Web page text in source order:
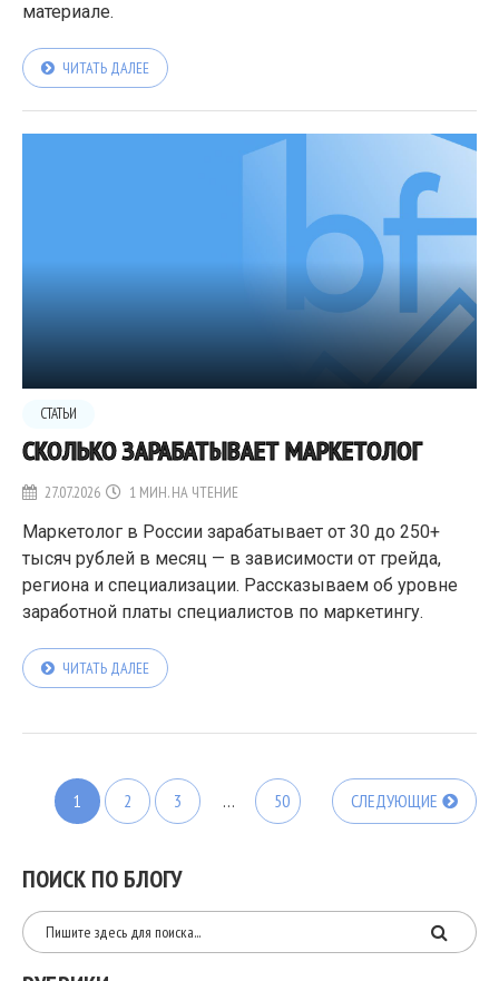
материале.
ЧИТАТЬ ДАЛЕЕ
СТАТЬИ
СКОЛЬКО ЗАРАБАТЫВАЕТ МАРКЕТОЛОГ
27.07.2026 1 МИН. НА ЧТЕНИЕ
Маркетолог в России зарабатывает от 30 до 250+
тысяч рублей в месяц — в зависимости от грейда,
региона и специализации. Рассказываем об уровне
заработной платы специалистов по маркетингу.
ЧИТАТЬ ДАЛЕЕ
1 2 3 … 50 СЛЕДУЮЩИЕ
ПОИСК ПО БЛОГУ